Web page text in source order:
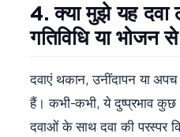
4. क्या मुझे यह दवा
गतिविधि या भोजन
दवाएं थकान, उनींदापन या
हैं। कभी-कभी, ये दुष्प्रभाव कुछ
दवाओं के साथ दवा की परस्पर